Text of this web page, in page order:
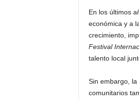
En los últimos
económica y a
crecimiento,
Festival
talento local
Sin embargo,
comunitarios